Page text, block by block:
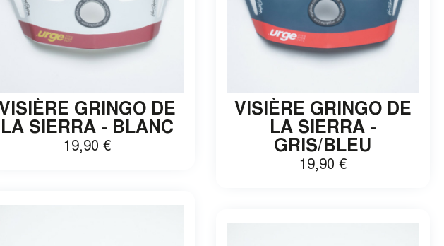
VISIÈRE GRINGO DE
LA SIERRA - BLANC
19,90€
VISIÈRE GRINGO DE
LA SIERRA -
GRIS/BLEU
19,90€